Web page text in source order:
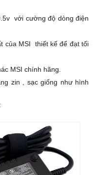
với cường độ dòng điện
của MSI thiết kế để đạt tối
MSI chính hãng.
zin , sạc giống như hình